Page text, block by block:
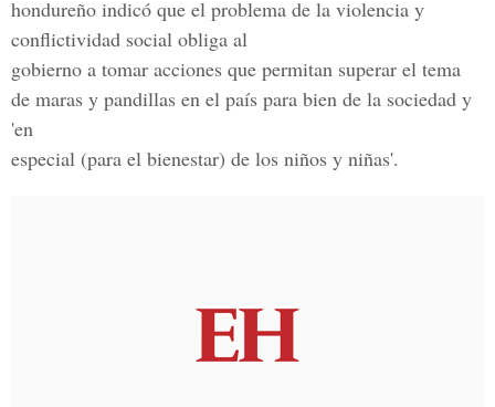
hondureño indicó que el problema de la violencia y
conflictividad social obliga al
gobierno a tomar acciones que permitan superar el tema
de maras y pandillas en el país para bien de la sociedad y
'en
especial (para el bienestar) de los niños y niñas'.